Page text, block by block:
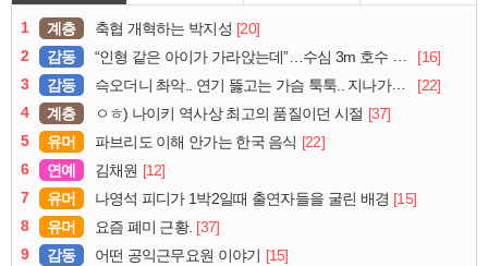
1 계층 축협 개혁하는 박지성 [20]
2
감동 “인형 같은 아이가 가라앉는데”…수심 3m 호수 뛰어든 60대 의인
[16]
3
감동 슥오더니 촤악.. 연기 뚫고는 가슴 툭툭.. 지나가던 아재의 정체
[22]
4
계층 ㅇㅎ) 나이키 역사상 최고의 품질이던 시절 [37]
5
유머 파브리도 이해 안가는 한국 음식 [22]
6
연예 김채원 [12]
7
유머 나영석 피디가 1박2일때 출연자들을 굴린 배경 [15]
8
유머 요즘 폐미 근황. [37]
9
감동 어떤 공익근무요원 이야기 [15]